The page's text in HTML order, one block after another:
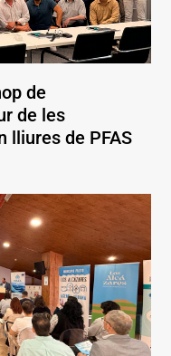
de
de les
lliures de PFAS